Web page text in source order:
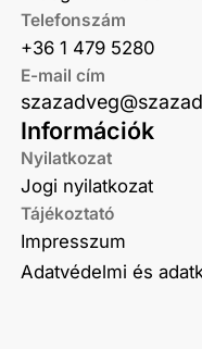
Információk
Nyilatkozat
Jogi nyilatkozat
Tájékoztató
Impresszum
Adatvédelmi és
Telefonszám
+36 1 479 5280
E-mail cím